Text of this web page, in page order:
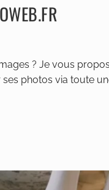
? Je vous
ses photos via toute